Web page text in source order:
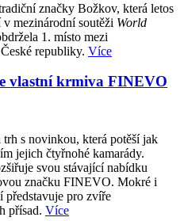
značky Božkov, která letos
mezinárodní soutěži World
1. místo mezi
republiky. Více
vlastní krmiva FINEVO
s novinkou, která potěší jak
jejich čtyřnohé kamarády.
svou stávající nabídku
značku FINEVO. Mokré i
představuje pro zvíře
přísad. Více